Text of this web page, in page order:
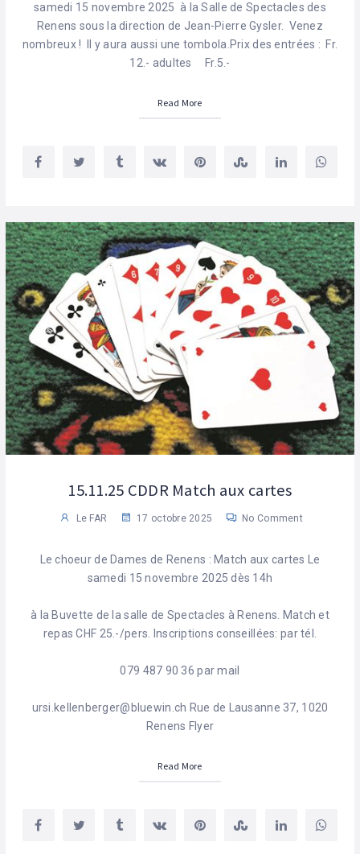
samedi 15 novembre 2025 à la Salle de Spectacles des
Renens sous la direction de Jean-Pierre Gysler. Venez
nombreux ! Il y aura aussi une tombola.Prix des entrées : Fr.
12.- adultes Fr.5.-
Read More
15.11.25 CDDR Match aux cartes
Le FAR 17 octobre 2025 No Comment
Le choeur de Dames de Renens : Match aux cartes Le
samedi 15 novembre 2025 dès 14h
à la Buvette de la salle de Spectacles à Renens. Match et
repas CHF 25.-/pers. Inscriptions conseillées: par tél.
079 487 90 36 par mail
ursi.kellenberger@bluewin.ch Rue de Lausanne 37, 1020
Renens Flyer
Read More